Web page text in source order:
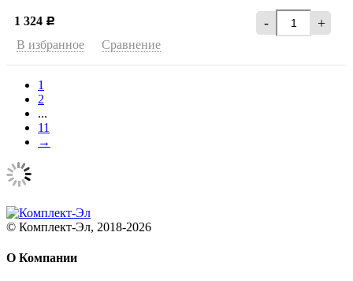
1 324 Р - +
В избранное Сравнение
1
2
...
11
→
© Комплект-Эл, 2018-2026
О Компании